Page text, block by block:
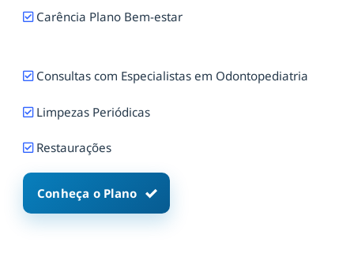
Carência Plano Bem-estar
Consultas com Especialistas em Odontopediatria
Limpezas Periódicas
Restaurações
Conheça o Plano